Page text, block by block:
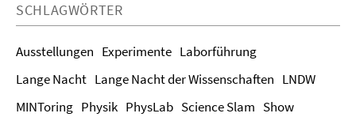
SCHLAGWÖRTER
Ausstellungen Experimente Laborführung
Lange Nacht Lange Nacht der Wissenschaften LNDW
MINToring Physik PhysLab Science Slam Show